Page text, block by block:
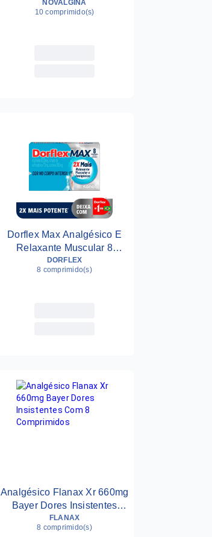
Comprimidos Efervescentes
NOVALGINA
10 comprimido(s)
Dorflex Max Analgésico E
Relaxante Muscular 8
Comprimidos
DORFLEX
8 comprimido(s)
Analgésico Flanax Xr 660mg
Bayer Dores Insistentes
Com 8 Comprimidos
FLANAX
8 comprimido(s)